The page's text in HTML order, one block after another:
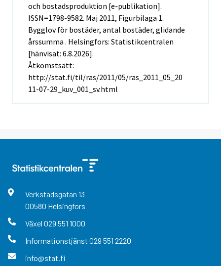
och bostadsproduktion [e-publikation].
ISSN=1798-9582. Maj 2011, Figurbilaga 1.
Bygglov för bostäder, antal bostäder, glidande
årssumma . Helsingfors: Statistikcentralen
[hänvisat: 6.8.2026].
Åtkomstsätt:
http://stat.fi/til/ras/2011/05/ras_2011_05_20
11-07-29_kuv_001_sv.html
Verkstadsgatan 13
00580 Helsingfors
Växel 029 551 1000
Informationstjänst 029 551 2220
info@stat.fi